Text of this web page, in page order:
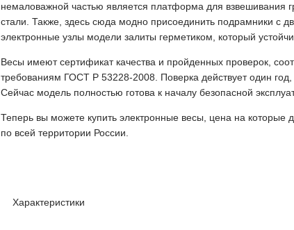
немаловажной частью является платформа для взвешивания
стали. Также, здесь сюда модно присоединить подрамники с
электронные узлы модели залиты герметиком, который
Весы имеют сертификат качества и пройденных проверок,
требованиям ГОСТ Р 53228-2008. Поверка действует один
Сейчас модель полностью готова к началу безопасной
Теперь вы можете купить электронные весы, цена на которые
по всей территории России.
Характеристики